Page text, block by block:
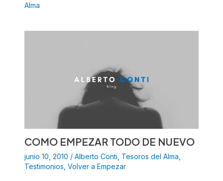
Alma
COMO EMPEZAR TODO DE NUEVO
junio 10, 2010 / Alberto Conti Tesoros del Alma
Testimonios Volver a Empezar